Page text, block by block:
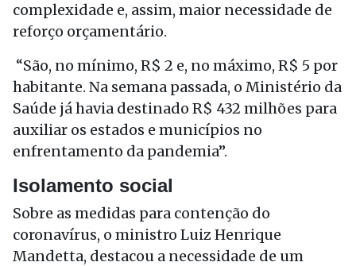
complexidade e, assim, maior necessidade de
reforço orçamentário.
“São, no mínimo, R$ 2 e, no máximo, R$ 5 por
habitante. Na semana passada, o Ministério da
Saúde já havia destinado R$ 432 milhões para
auxiliar os estados e municípios no
enfrentamento da pandemia”.
Isolamento social
Sobre as medidas para contenção do
coronavírus, o ministro Luiz Henrique
Mandetta, destacou a necessidade de um